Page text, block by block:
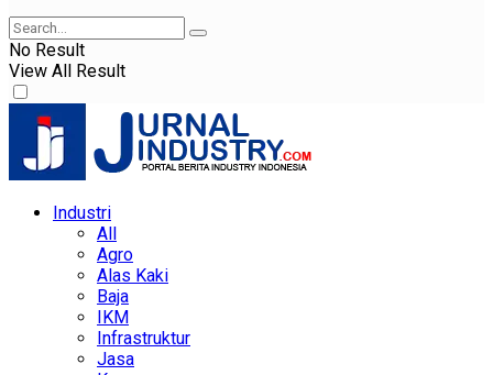
No Result
View All Result
Industri
All
Agro
Alas Kaki
Baja
IKM
Infrastruktur
Jasa